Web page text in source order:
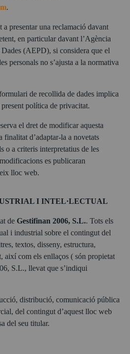
.
presentar una reclamació davant
en particular davant l’Agència
(AEPD), si considera que el
personals no s’ajusta a la normativa
de recollida de dades implica
política de privacitat.
el dret de modificar aquesta
d’adaptar-la a novetats
o a criteris interpretatius de les
es publicaran
lloc web.
I INTEL·LECTUAL
de Gestifinan 2006, S.L.. Tots els
i industrial sobre el contingut del
textos, disseny, estructura,
així com els enllaços ( són propietat
S.L., llevat que s’indiqui
distribució, comunicació pública
del contingut d’aquest lloc web
del seu titular.